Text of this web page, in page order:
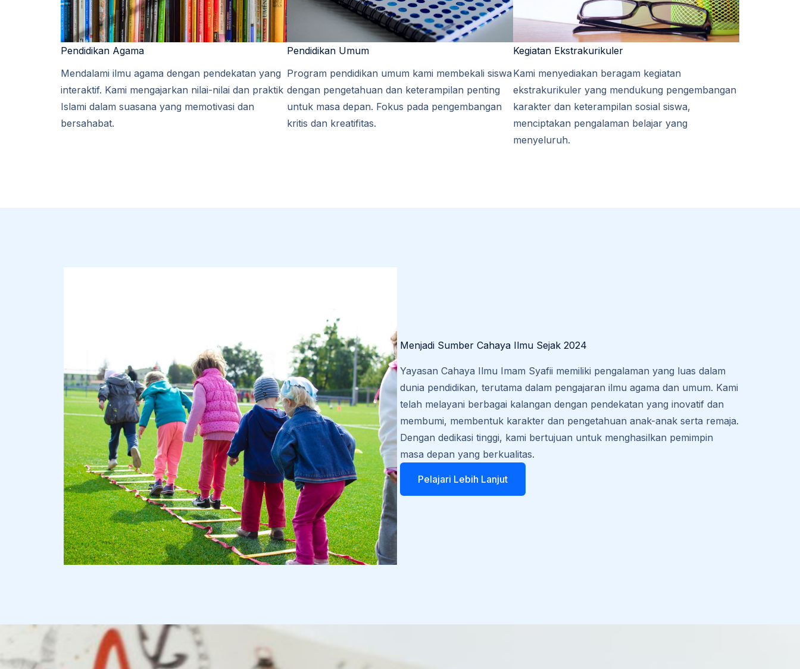
Pendidikan Agama​​
Mendalami ilmu agama dengan pendekatan yang
interaktif. Kami mengajarkan nilai-nilai dan praktik
Islami dalam suasana yang memotivasi dan
bersahabat.
Pendidikan Umum​​
Program pendidikan umum kami membekali siswa
dengan pengetahuan dan keterampilan penting
untuk masa depan. Fokus pada pengembangan
kritis dan kreatifitas.
Kegiatan Ekstrakurikuler​​
Kami menyediakan beragam kegiatan
ekstrakurikuler yang mendukung pengembangan
karakter dan keterampilan sosial siswa,
menciptakan pengalaman belajar yang
menyeluruh.
Menjadi Sumber Cahaya Ilmu Sejak 2024
Yayasan Cahaya Ilmu Imam Syafii memiliki pengalaman yang luas dalam
dunia pendidikan, terutama dalam pengajaran ilmu agama dan umum. Kami
telah melayani berbagai kalangan dengan pendekatan yang inovatif dan
membumi, membentuk karakter dan pengetahuan anak-anak serta remaja.
Dengan dedikasi tinggi, kami bertujuan untuk menghasilkan pemimpin
masa depan yang berkualitas.
Pelajari Lebih Lanjut